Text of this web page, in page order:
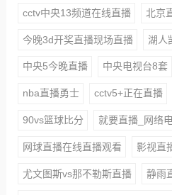
cctv中央13频道在线直播 北京
今晚3d开奖直播现场直播 湖人
中央5今晚直播 中央电视台8套
nba直播勇士 cctv5+正在直播
90vs篮球比分 就要直播_网络
网球直播在线直播观看 影视直
尤文图斯vs那不勒斯直播 静雨